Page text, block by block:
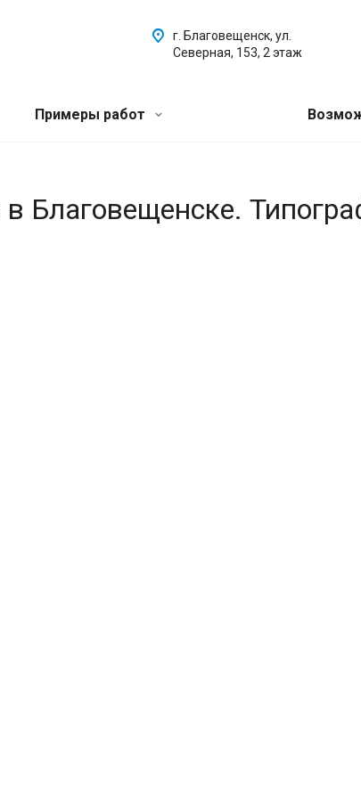
г. Благовещенск, ул.
Северная, 153, 2 этаж
Примеры работ
в Благовещенске.